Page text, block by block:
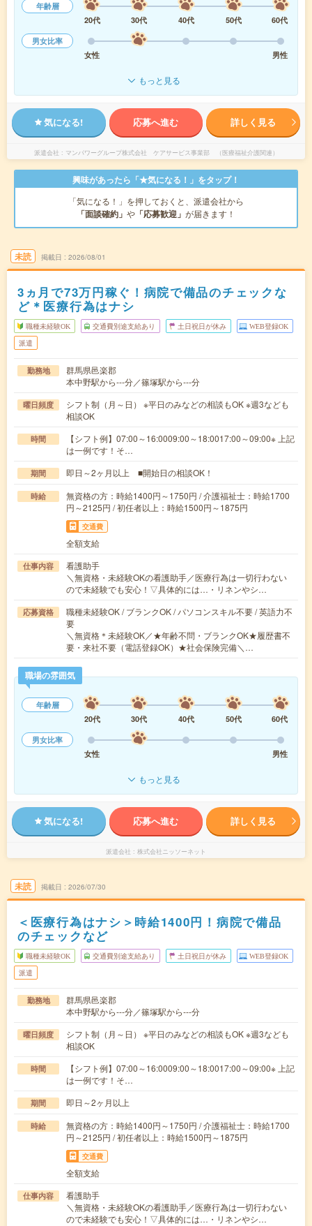
年齢層
20代
30代 40代 50代
60代
男女比率
女性
男性
もっと見る
気になる! 応募へ進む 詳しく見る
派遣会社 マンパワーグループ株式会社 ケアサービス事業部 （医療福祉介護関連）
興味があったら「★気になる！」をタップ！
「気になる！」を押しておくと、派遣会社から
「面談確約」 や 「応募歓迎」 が届きます！
未読 掲載日 2026/08/01
3ヵ月で73万円稼ぐ！病院で備品のチェックな
ど＊医療行為はナシ
職種未経験OK 交通費別途支給あり 土日祝日が休み WEB登録OK
派遣
勤務地
群馬県邑楽郡
本中野駅から---分／篠塚駅から---分
曜日頻度
シフト制（月～日） ※平日のみなどの相談もOK ※週3なども
相談OK
時間
【シフト例】07:00～16:0009:00～18:0017:00～09:00※ 上記
は一例です！そ…
期間 即日～2ヶ月以上 ■開始日の相談OK！
時給
無資格の方：時給1400円～1750円 / 介護福祉士：時給1700
円～2125円 / 初任者以上：時給1500円～1875円
交通費
全額支給
仕事内容
看護助手
＼無資格・未経験OKの看護助手／医療行為は一切行わない
ので未経験でも安心！▽具体的には…・リネンやシ…
応募資格
職種未経験OK / ブランクOK / パソコンスキル不要 / 英語力不
要
＼無資格＊未経験OK／★年齢不問・ブランクOK★履歴書不
要・来社不要（電話登録OK）★社会保険完備＼…
職場の雰囲気
年齢層
20代
30代 40代 50代
60代
男女比率
女性
男性
もっと見る
気になる! 応募へ進む 詳しく見る
派遣会社 株式会社ニッソーネット
未読 掲載日 2026/07/30
＜医療行為はナシ＞時給1400円！病院で備品
のチェックなど
職種未経験OK 交通費別途支給あり 土日祝日が休み WEB登録OK
派遣
勤務地
群馬県邑楽郡
本中野駅から---分／篠塚駅から---分
曜日頻度
シフト制（月～日） ※平日のみなどの相談もOK ※週3なども
相談OK
時間
【シフト例】07:00～16:0009:00～18:0017:00～09:00※ 上記
は一例です！そ…
期間 即日～2ヶ月以上
時給
無資格の方：時給1400円～1750円 / 介護福祉士：時給1700
円～2125円 / 初任者以上：時給1500円～1875円
交通費
全額支給
仕事内容
看護助手
＼無資格・未経験OKの看護助手／医療行為は一切行わない
ので未経験でも安心！▽具体的には…・リネンやシ…